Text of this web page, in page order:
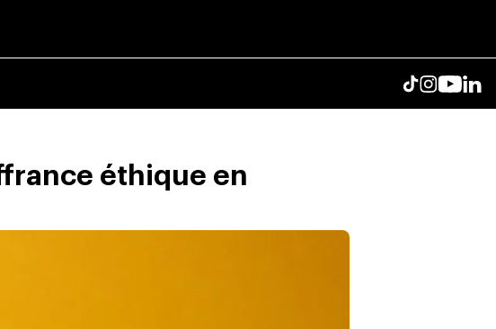
éthique en